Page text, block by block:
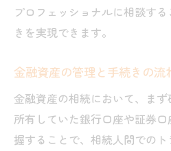
プロフェッショナルに相談す
きを実現できます。
金融資産の管理と手続きの流
金融資産の相続において、ま
所有していた銀行口座や証券
握することで、相続人間での